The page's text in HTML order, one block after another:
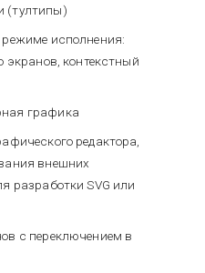
(тултипы)
исполнения:
экранов, контекстный
графика
редактора,
внешних
разработки SVG или
с переключением в